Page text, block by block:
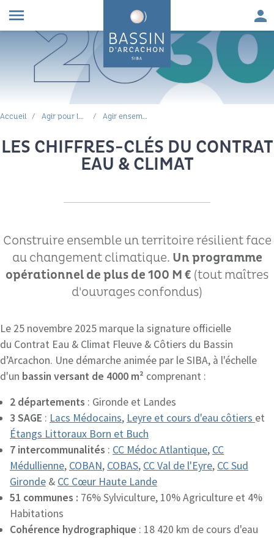
menu
FIL D'ARIANE
Accueil Agir pour la qualité de l'eau Agir ensemble, tous mobilisés : contrat eau & climat 2025-2030
LES CHIFFRES-CLÉS DU CONTRAT
EAU & CLIMAT
Construire ensemble un territoire résilient face
au changement climatique. Un programme
opérationnel de plus de 100 M € (tout maîtres
d'ouvrages confondus)
Le 25 novembre 2025 marque la signature officielle
du Contrat Eau & Climat Fleuve & Côtiers du Bassin
d’Arcachon. Une démarche animée par le SIBA, à l'échelle
d'un bassin versant de 4000 m² comprenant :
2 départements : Gironde et Landes
3 SAGE : Lacs Médocains, Leyre et cours d'eau côtiers et
Étangs Littoraux Born et Buch
7 intercommunalités : CC Médoc Atlantique, CC
Médullienne, COBAN, COBAS, CC Val de l'Eyre, CC Sud
Gironde & CC Cœur Haute Lande
51 communes : 76% Sylviculture, 10% Agriculture et 4%
Habitations
Cohérence hydrographique : 18 420 km de cours d'eau